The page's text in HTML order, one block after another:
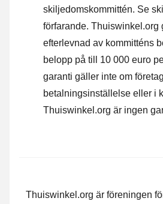
skiljedomskommittén. Se
förfarande. Thuiswinkel.org
efterlevnad av kommitténs
belopp på till 10 000 euro
garanti gäller inte om
betalningsinställelse eller i
Thuiswinkel.org är ingen
Thuiswinkel.org är föreningen